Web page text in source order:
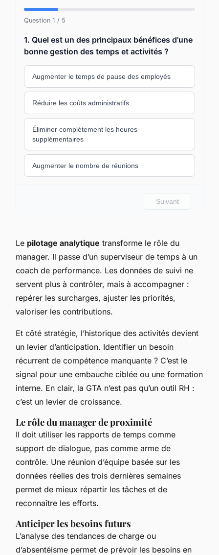
Le pilotage analytique transforme le rôle du
manager. Il passe d’un superviseur de temps à un
coach de performance. Les données de suivi ne
servent plus à contrôler, mais à accompagner :
repérer les surcharges, ajuster les priorités,
valoriser les contributions.
Et côté stratégie, l’historique des activités devient
un levier d’anticipation. Identifier un besoin
récurrent de compétence manquante ? C’est le
signal pour une embauche ciblée ou une formation
interne. En clair, la GTA n’est pas qu’un outil RH :
c’est un levier de croissance.
Le rôle du manager de proximité
Il doit utiliser les rapports de temps comme
support de dialogue, pas comme arme de
contrôle. Une réunion d’équipe basée sur les
données réelles des trois dernières semaines
permet de mieux répartir les tâches et de
reconnaître les efforts.
Anticiper les besoins futurs
L’analyse des tendances de charge ou
d’absentéisme permet de prévoir les besoins en